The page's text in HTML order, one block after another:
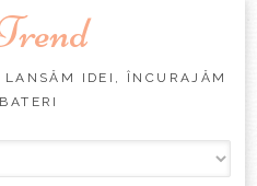
IDEI, ÎNCURAJĂM
to